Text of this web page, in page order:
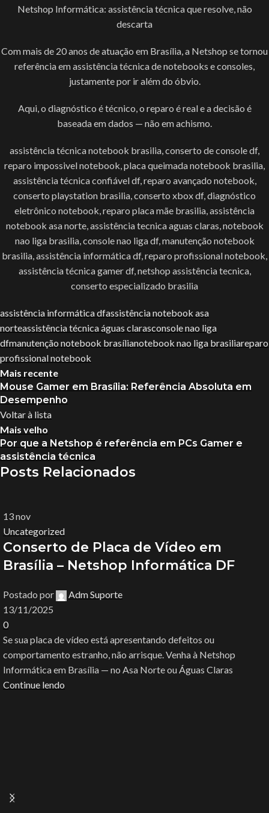
Netshop Informática: assistência técnica que resolve, não
descarta
Com mais de 20 anos de atuação em Brasília, a Netshop se tornou
referência em assistência técnica de notebooks e consoles,
justamente por ir além do óbvio.
Aqui, o diagnóstico é técnico, o reparo é real e a decisão é
baseada em dados — não em achismo.
assistência técnica notebook brasilia, conserto de console df,
reparo impossivel notebook, placa queimada notebook brasilia,
assistência técnica confiável df, reparo avançado notebook,
conserto playstation brasilia, conserto xbox df, diagnóstico
eletrônico notebook, reparo placa mãe brasilia, assistência
notebook asa norte, assistência tecnica aguas claras, notebook
nao liga brasilia, console nao liga df, manutenção notebook
brasilia, assistência informática df, reparo profissional notebook,
assistência técnica gamer df, netshop assistência tecnica,
conserto especializado brasilia
assistência informática dfassistência notebook asa
norteassistência técnica águas clarasconsole nao liga
dfmanutenção notebook brasílianotebook nao liga brasiliareparo
profissional notebook
Mais recente
Mouse Gamer em Brasília: Referência Absoluta em
Desempenho
Voltar à lista
Mais velho
Por que a Netshop é referência em PCs Gamer e
assistência técnica
Posts Relacionados
13nov
Uncategorized
Conserto de Placa de Vídeo em
Brasília – Netshop Informática DF
Postado por
Adm Suporte
13/11/2025
0
Se sua placa de vídeo está apresentando defeitos ou
comportamento estranho, não arrisque. Venha à Netshop
Informática em Brasília — no Asa Norte ou Águas Claras
Continue lendo